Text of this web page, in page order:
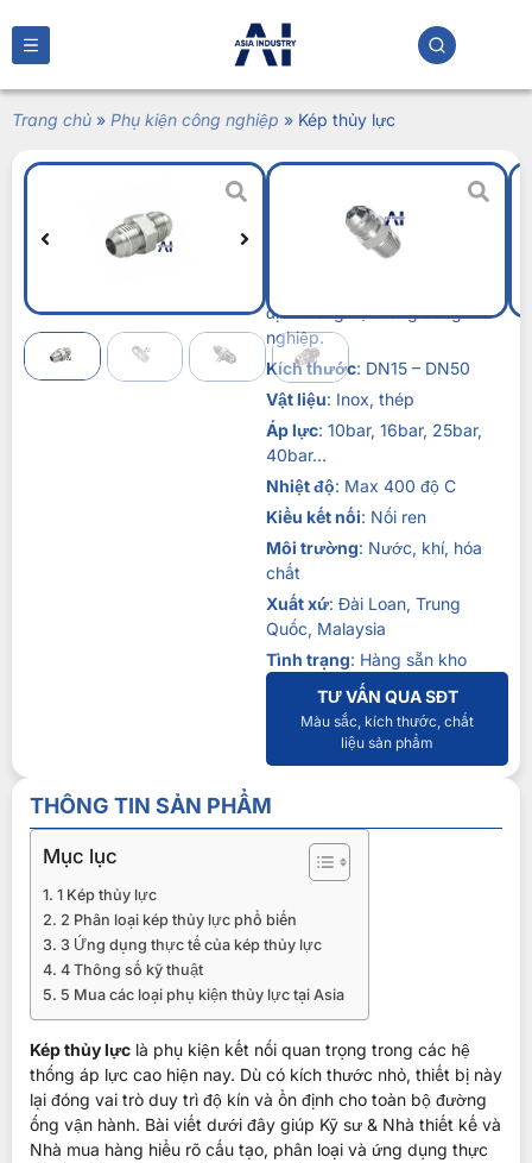
Trang chủ » Phụ kiện công nghiệp » Kép thủy lực
Kép thủy lực
Kép thủy lựclà phụ kiện quan
trọng giúp kết nối đường ống
định trong hệ thống công
nghiệp.
Kích thước: DN15 – DN50
Vật liệu: Inox, thép
Áp lực: 10bar, 16bar, 25bar,
40bar…
Nhiệt độ: Max 400 độ C
Kiểu kết nối: Nối ren
Môi trường: Nước, khí, hóa
chất
Xuất xứ: Đài Loan, Trung
Quốc, Malaysia
Tình trạng: Hàng sẵn kho
TƯ VẤN QUA SĐT
Màu sắc, kích thước, chất
liệu sản phẩm
THÔNG TIN SẢN PHẨM
Mục lục
1 Kép thủy lực
2 Phân loại kép thủy lực phổ biến
3 Ứng dụng thực tế của kép thủy lực
4 Thông số kỹ thuật
5 Mua các loại phụ kiện thủy lực tại Asia
Kép thủy lực là phụ kiện kết nối quan trọng trong các hệ
thống áp lực cao hiện nay. Dù có kích thước nhỏ, thiết bị này
lại đóng vai trò duy trì độ kín và ổn định cho toàn bộ đường
ống vận hành. Bài viết dưới đây giúp Kỹ sư & Nhà thiết kế và
Nhà mua hàng hiểu rõ cấu tạo, phân loại và ứng dụng thực